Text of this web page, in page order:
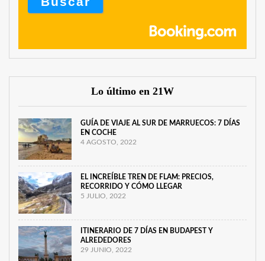
Lo último en 21W
GUÍA DE VIAJE AL SUR DE MARRUECOS: 7 DÍAS
EN COCHE
4 AGOSTO, 2022
EL INCREÍBLE TREN DE FLAM: PRECIOS,
RECORRIDO Y CÓMO LLEGAR
5 JULIO, 2022
ITINERARIO DE 7 DÍAS EN BUDAPEST Y
ALREDEDORES
29 JUNIO, 2022